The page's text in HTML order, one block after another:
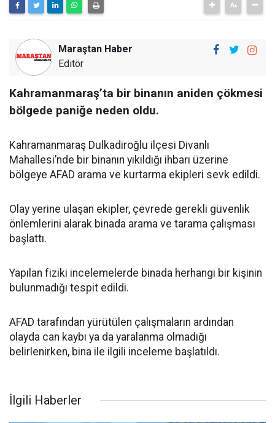
Maraştan Haber
Editör
Kahramanmaraş’ta bir binanın aniden çökmesi
bölgede paniğe neden oldu.
Kahramanmaraş Dulkadiroğlu ilçesi Divanlı
Mahallesi’nde bir binanın yıkıldığı ihbarı üzerine
bölgeye AFAD arama ve kurtarma ekipleri sevk edildi.
Olay yerine ulaşan ekipler, çevrede gerekli güvenlik
önlemlerini alarak binada arama ve tarama çalışması
başlattı.
Yapılan fiziki incelemelerde binada herhangi bir kişinin
bulunmadığı tespit edildi.
AFAD tarafından yürütülen çalışmaların ardından
olayda can kaybı ya da yaralanma olmadığı
belirlenirken, bina ile ilgili inceleme başlatıldı.
İlgili Haberler